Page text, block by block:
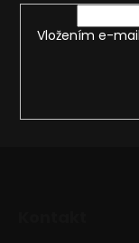
Vložením e-